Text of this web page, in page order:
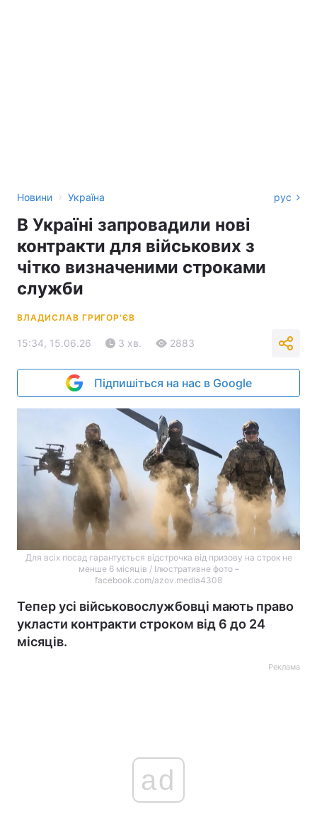
Новини › Україна рус
В Україні запровадили нові
контракти для військових з
чітко визначеними строками
служби
ВЛАДИСЛАВ ГРИГОР'ЄВ
15:34, 15.06.26 3 хв. 2883
Підпишіться на нас в Google
Для всіх посад гарантується відстрочка від призову на строк не
менше 6 місяців / Ілюстративне фото –
facebook.com/azov.media4308
Тепер усі військовослужбовці мають право
укласти контракти строком від 6 до 24
місяців.
Реклама
ad